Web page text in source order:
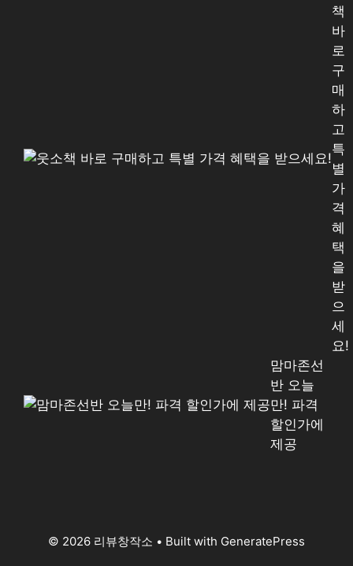
책
바
로
구
매
하
고
특
별
가
격
혜
택
을
받
으
세
요!
맘마존선
반 오늘
만! 파격
할인가에
제공
© 2026 리뷰창작소 • Built with GeneratePress